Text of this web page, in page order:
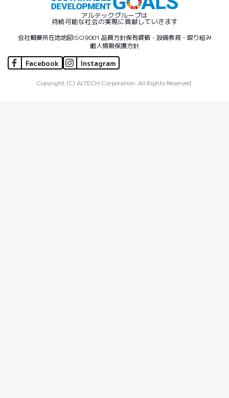
アルテックグループは
持続可能な社会の実現に貢献していきます
会社概要所在地地図ISO9001 品質方針保有資格・設備教育・取り組み
個人情報保護方針
Facebook Instagram
Copyright (C) ALTECH Corporation. All Rights Reserved.